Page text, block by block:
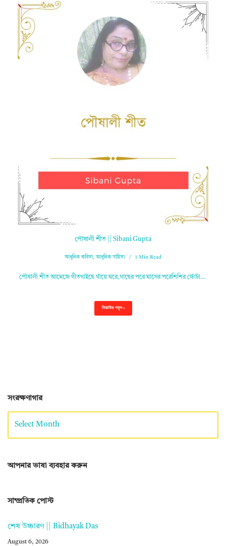
পৌষালী শীত || Sibani Gupta
আধুনিক কবিতা,আধুনিক সাহিত্য 1 Min Read
পৌষালী শীত আমেজে গীতগাইছে গাঁয়ে ঘরে,গাছের পরে ঘাসের পরেশিশির ফোঁটা…
বিস্তারিত পড়ুন »
সংরক্ষণাগার
আপনার ভাষা ব্যবহার করুন
সাম্প্রতিক পোস্ট
শেষ উচ্চারণ || Bidhayak Das
August 6, 2026